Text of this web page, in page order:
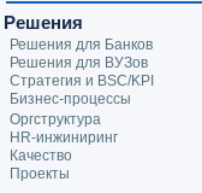
Решения
Решения для Банков
Решения для ВУЗов
Стратегия и BSC/KPI
Бизнес-процессы
Оргструктура
HR-инжиниринг
Качество
Проекты